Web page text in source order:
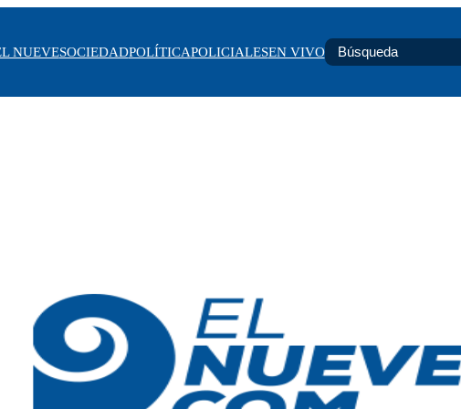
NUEVESOCIEDADPOLÍTICAPOLICIALESEN VIVO